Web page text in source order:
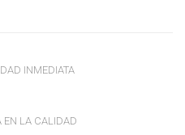
INMEDIATA
LA CALIDAD